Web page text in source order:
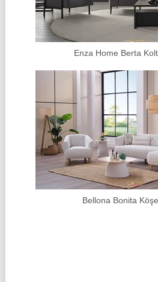
Enza Home Berta
Bellona Bonita Köşe